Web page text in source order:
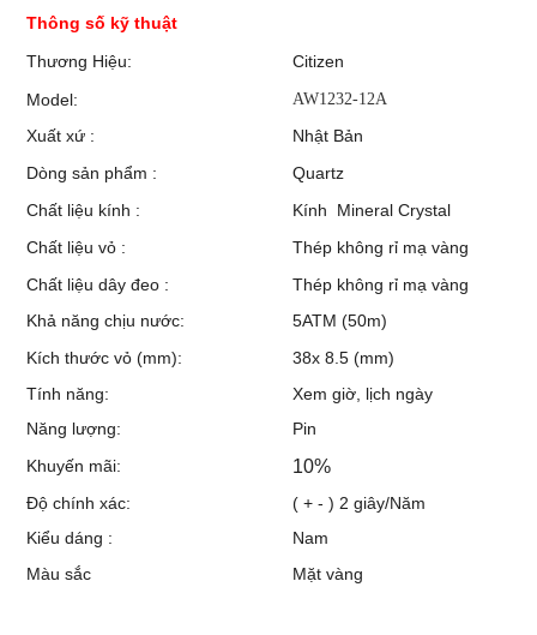
Thông số kỹ thuật
Thương Hiệu:
Citizen
Model:
AW1232-12A
Xuất xứ :
Nhật Bản
Dòng sản phẩm :
Quartz
Chất liệu kính :
Kính Mineral Crystal
Chất liệu vỏ :
Thép không rỉ mạ vàng
Chất liệu dây đeo :
Thép không rỉ mạ vàng
Khả năng chịu nước:
5ATM (50m)
Kích thước vỏ (mm):
38x 8.5 (mm)
Tính năng:
Xem giờ, lịch ngày
Năng lượng:
Pin
Khuyến mãi:
10%
Độ chính xác:
( + - ) 2 giây/Năm
Kiểu dáng :
Nam
Màu sắc
Mặt vàng